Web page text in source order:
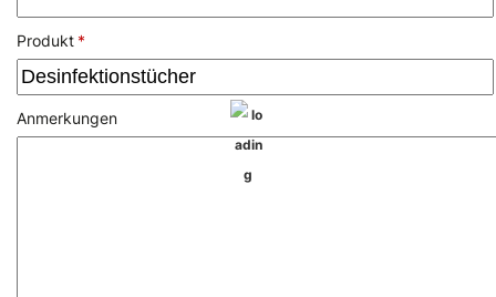
Produkt *
Anmerkungen